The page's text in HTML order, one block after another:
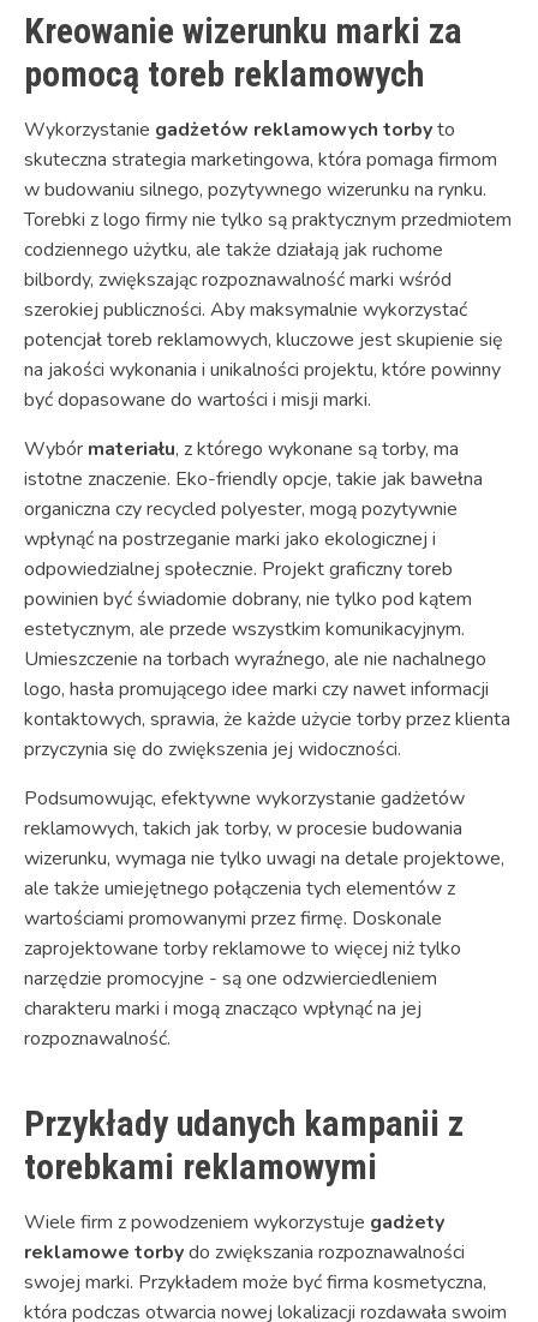
Kreowanie wizerunku marki za
pomocą toreb reklamowych
Wykorzystanie gadżetów reklamowych torbyto
skuteczna strategia marketingowa, która pomaga firmom
w budowaniu silnego, pozytywnego wizerunku na rynku.
Torebki z logo firmy nie tylko są praktycznym przedmiotem
codziennego użytku, ale także działają jak ruchome
bilbordy, zwiększając rozpoznawalność marki wśród
szerokiej publiczności. Aby maksymalnie wykorzystać
potencjał toreb reklamowych, kluczowe jest skupienie się
na jakości wykonania i unikalności projektu, które powinny
być dopasowane do wartości i misji marki.
Wybór materiału, z którego wykonane są torby, ma
istotne znaczenie. Eko-friendly opcje, takie jak bawełna
organiczna czy recycled polyester, mogą pozytywnie
wpłynąć na postrzeganie marki jako ekologicznej i
odpowiedzialnej społecznie. Projekt graficzny toreb
powinien być świadomie dobrany, nie tylko pod kątem
estetycznym, ale przede wszystkim komunikacyjnym.
Umieszczenie na torbach wyraźnego, ale nie nachalnego
logo, hasła promującego idee marki czy nawet informacji
kontaktowych, sprawia, że każde użycie torby przez klienta
przyczynia się do zwiększenia jej widoczności.
Podsumowując, efektywne wykorzystanie gadżetów
reklamowych, takich jak torby, w procesie budowania
wizerunku, wymaga nie tylko uwagi na detale projektowe,
ale także umiejętnego połączenia tych elementów z
wartościami promowanymi przez firmę. Doskonale
zaprojektowane torby reklamowe to więcej niż tylko
narzędzie promocyjne - są one odzwierciedleniem
charakteru marki i mogą znacząco wpłynąć na jej
rozpoznawalność.
Przykłady udanych kampanii z
torebkami reklamowymi
Wiele firm z powodzeniem wykorzystuje gadżety
reklamowe torbydo zwiększania rozpoznawalności
swojej marki. Przykładem może być firma kosmetyczna,
która podczas otwarcia nowej lokalizacji rozdawała swoim